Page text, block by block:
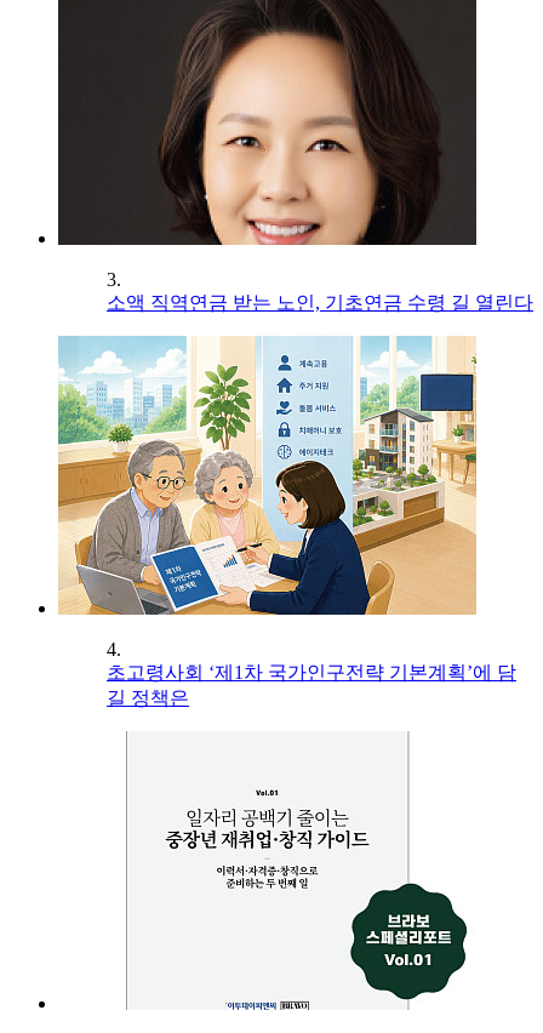
3.
소액 직역연금 받는 노인, 기초연금 수령 길 열린다
4.
초고령사회 ‘제1차 국가인구전략 기본계획’에 담
길 정책은